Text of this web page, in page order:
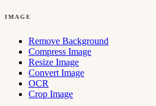
IMAGE
Remove Background
Compress Image
Resize Image
Convert Image
OCR
Crop Image